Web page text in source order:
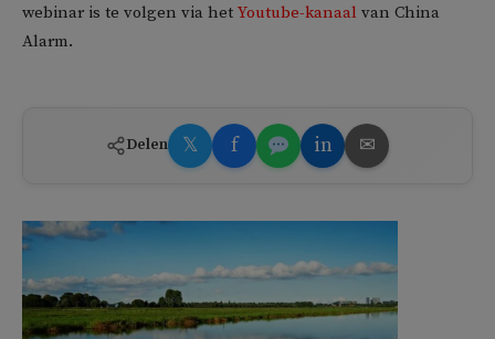
webinar is te volgen via het Youtube-kanaal van China
Alarm.
Delen 𝕏 f in ✉